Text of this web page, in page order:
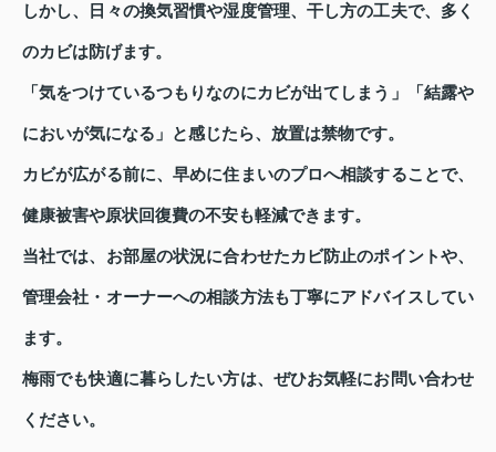
しかし、日々の換気習慣や湿度管理、干し方の工夫で、多く
のカビは防げます。
「気をつけているつもりなのにカビが出てしまう」「結露や
においが気になる」と感じたら、放置は禁物です。
カビが広がる前に、早めに住まいのプロへ相談することで、
健康被害や原状回復費の不安も軽減できます。
当社では、お部屋の状況に合わせたカビ防止のポイントや、
管理会社・オーナーへの相談方法も丁寧にアドバイスしてい
ます。
梅雨でも快適に暮らしたい方は、ぜひお気軽にお問い合わせ
ください。